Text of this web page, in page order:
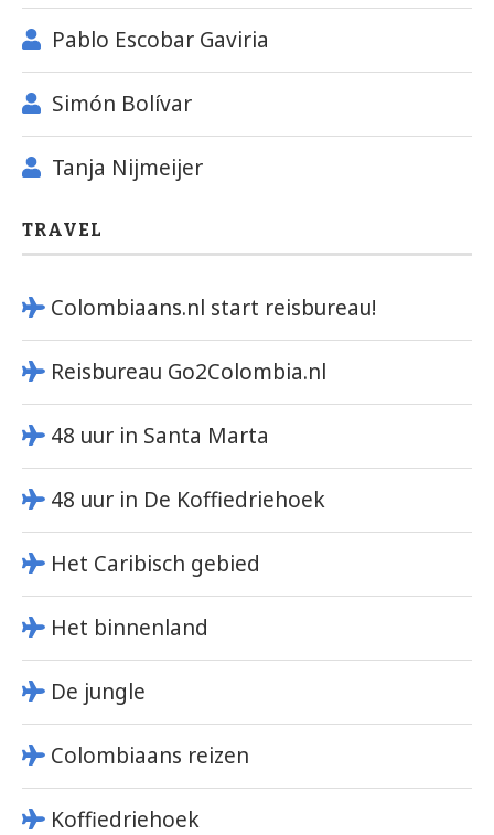
Pablo Escobar Gaviria
Simón Bolívar
Tanja Nijmeijer
TRAVEL
Colombiaans.nl start reisbureau!
Reisbureau Go2Colombia.nl
48 uur in Santa Marta
48 uur in De Koffiedriehoek
Het Caribisch gebied
Het binnenland
De jungle
Colombiaans reizen
Koffiedriehoek